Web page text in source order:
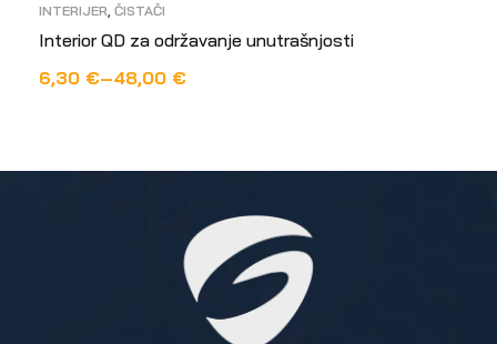
INTERIJER, ČISTAČI
Interior QD za održavanje unutrašnjosti
6,30 €–48,00 €